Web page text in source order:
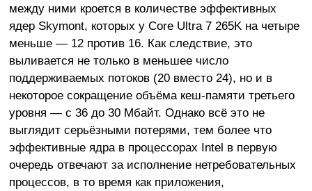
между ними кроется в количестве эффективных
ядер Skymont, которых у Core Ultra 7 265K на четыре
меньше — 12 против 16. Как следствие, это
выливается не только в меньшее число
поддерживаемых потоков (20 вместо 24), но и в
некоторое сокращение объёма кеш-памяти третьего
уровня — с 36 до 30 Мбайт. Однако всё это не
выглядит серьёзными потерями, тем более что
эффективные ядра в процессорах Intel в первую
очередь отвечают за исполнение нетребовательных
процессов, в то время как приложения,